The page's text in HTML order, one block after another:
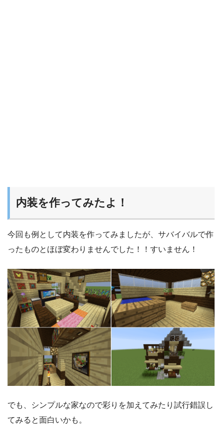
内装を作ってみたよ！
今回も例として内装を作ってみましたが、サバイバルで作
ったものとほぼ変わりませんでした！！すいません！
でも、シンプルな家なので彩りを加えてみたり試行錯誤し
てみると面白いかも。